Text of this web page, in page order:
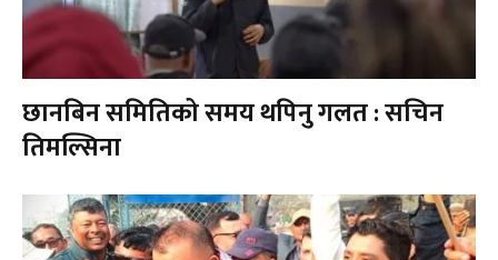
छानबिन समितिको समय थपिनु गलत : सचिन
तिमल्सिना